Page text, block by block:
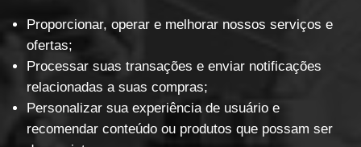
Proporcionar, operar e melhorar nossos serviços e
ofertas;
Processar suas transações e enviar notificações
relacionadas a suas compras;
Personalizar sua experiência de usuário e
recomendar conteúdo ou produtos que possam ser